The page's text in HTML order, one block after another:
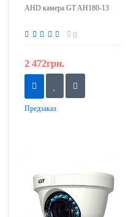
AHD камера GT AH180-13
0
2 472грн.
Предзаказ